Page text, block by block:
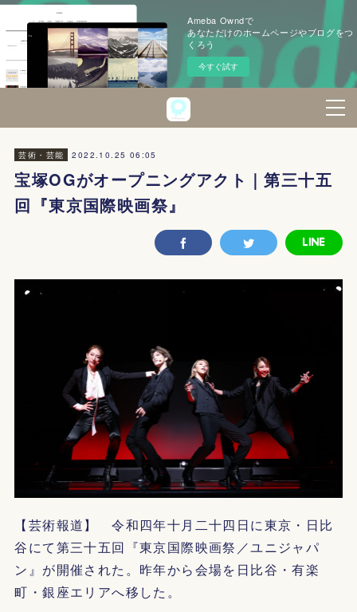
Ameba Owndで
あなただけのホームページやブログをつ
くろう
今すぐ試す
芸術・芸能 2022.10.25 06:05
宝塚OGがオープニングアクト｜第三十五
回『東京国際映画祭』
【芸術報道】 令和四年十月二十四日に東京・日比
谷にて第三十五回『東京国際映画祭／ユニジャパ
ン』が開催された。昨年から会場を日比谷・有楽
町・銀座エリアへ移した。